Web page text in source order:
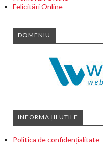
Felicitări Online
DOMENIU
INFORMAȚII UTILE
Politica de confidențialitate